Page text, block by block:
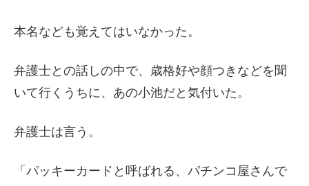
本名なども覚えてはいなかった。
弁護士との話しの中で、歳格好や顔つきなどを聞
いて行くうちに、あの小池だと気付いた。
弁護士は言う。
「パッキーカードと呼ばれる、パチンコ屋さんで